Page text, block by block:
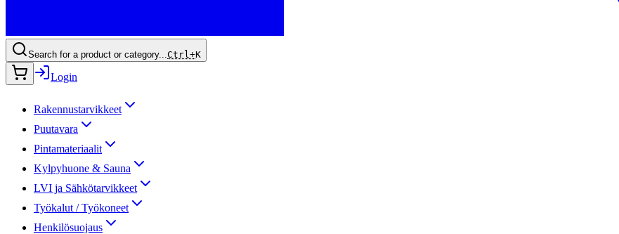
Search for a product or category... Ctrl+K
Login
Rakennustarvikkeet
Puutavara
Pintamateriaalit
Kylpyhuone & Sauna
LVI ja Sähkötarvikkeet
Työkalut / Työkoneet
Henkilösuojaus